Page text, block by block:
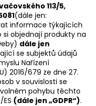
113/5,
(dále jen:
informace týkajících
objednají produkty na
dále jen
se subjektů údajů
Nařízení
2016/679 ze dne 27.
v souvislosti se
pohybu těchto
(dále jen „GDPR“).